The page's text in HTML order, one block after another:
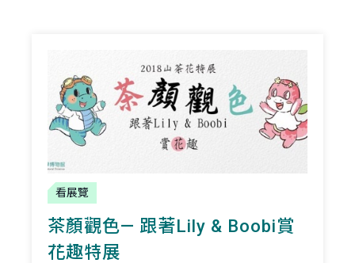
看展覽
茶顏觀色— 跟著Lily & Boobi賞
花趣特展